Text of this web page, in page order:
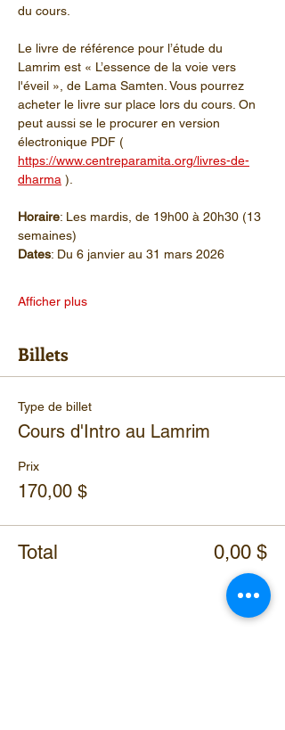
du cours.
Le livre de référence pour l’étude du
Lamrim est « L’essence de la voie vers
l'éveil », de Lama Samten. Vous pourrez
acheter le livre sur place lors du cours. On
peut aussi se le procurer en version
électronique PDF (
https://www.centreparamita.org/livres-de-
dharma ).
Horaire: Les mardis, de 19h00 à 20h30 (13
semaines)
Dates: Du 6 janvier au 31 mars 2026
Afficher plus
Billets
Type de billet
Cours d'Intro au Lamrim
Prix
170,00 $
Total 0,00 $